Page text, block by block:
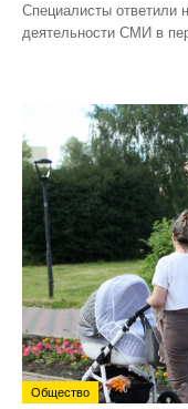
Специалисты ответили
деятельности СМИ в
Общество